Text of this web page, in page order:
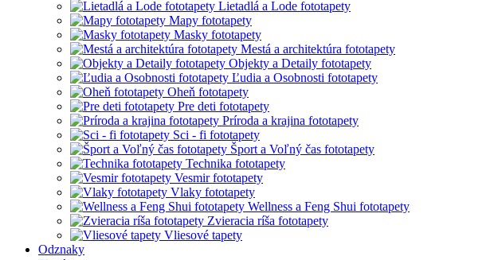
Lietadlá a Lode fototapety
Mapy fototapety
Masky fototapety
Mestá a architektúra fototapety
Objekty a Detaily fototapety
Ľudia a Osobnosti fototapety
Oheň fototapety
Pre deti fototapety
Príroda a krajina fototapety
Sci - fi fototapety
Šport a Voľný čas fototapety
Technika fototapety
Vesmir fototapety
Vlaky fototapety
Wellness a Feng Shui fototapety
Zvieracia ríša fototapety
Vliesové tapety
Odznaky